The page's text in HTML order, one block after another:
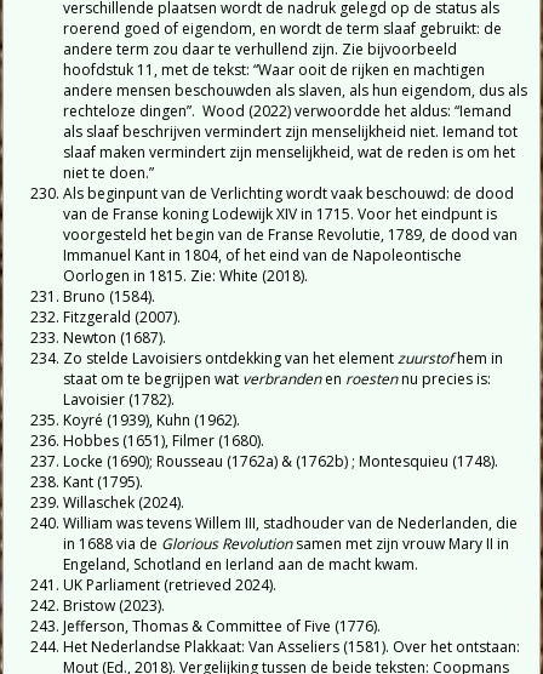
verschillende plaatsen wordt de nadruk gelegd op de status als
roerend goed of eigendom, en wordt de term slaaf gebruikt: de
andere term zou daar te verhullend zijn. Zie bijvoorbeeld
hoofdstuk 11, met de tekst: “Waar ooit de rijken en machtigen
andere mensen beschouwden als slaven, als hun eigendom, dus als
rechteloze dingen”. Wood (2022) verwoordde het aldus: “Iemand
als slaaf beschrijven vermindert zijn menselijkheid niet. Iemand tot
slaaf maken vermindert zijn menselijkheid, wat de reden is om het
niet te doen.”
Als beginpunt van de Verlichting wordt vaak beschouwd: de dood
van de Franse koning Lodewijk XIV in 1715. Voor het eindpunt is
voorgesteld het begin van de Franse Revolutie, 1789, de dood van
Immanuel Kant in 1804, of het eind van de Napoleontische
Oorlogen in 1815. Zie: White (2018).
Bruno (1584).
Fitzgerald (2007).
Newton (1687).
Zo stelde Lavoisiers ontdekking van het elementzuurstofhem in
staat om te begrijpen wat verbrandenen roestennu precies is:
Lavoisier (1782).
Koyré (1939), Kuhn (1962).
Hobbes (1651), Filmer (1680).
Locke (1690); Rousseau (1762a) & (1762b) ; Montesquieu (1748).
Kant (1795).
Willaschek (2024).
William was tevens Willem III, stadhouder van de Nederlanden, die
in 1688 via de Glorious Revolutionsamen met zijn vrouw Mary II in
Engeland, Schotland en Ierland aan de macht kwam.
UK Parliament (retrieved 2024).
Bristow (2023).
Jefferson, Thomas & Committee of Five (1776).
Het Nederlandse Plakkaat: Van Asseliers (1581). Over het ontstaan:
Mout (Ed., 2018). Vergelijking tussen de beide teksten: Coopmans